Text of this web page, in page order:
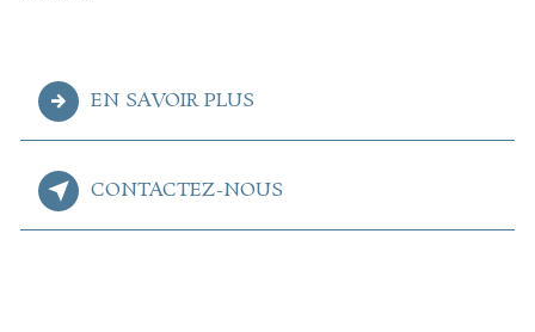
EN SAVOIR PLUS
CONTACTEZ-NOUS